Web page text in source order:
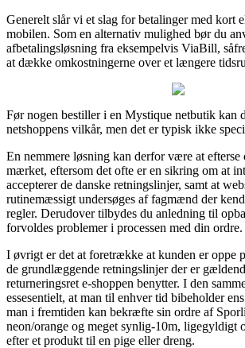
Generelt slår vi et slag for betalinger med kort
mobilen. Som en alternativ mulighed bør du
afbetalingsløsning fra eksempelvis ViaBill,
at dække omkostningerne over et længere
Før nogen bestiller i en Mystique netbutik kan
netshoppens vilkår, men det er typisk ikke
En nemmere løsning kan derfor være at efterse
mærket, eftersom det ofte er en sikring om at
accepterer de danske retningslinjer, samt at
rutinemæssigt undersøges af fagmænd der
regler. Derudover tilbydes du anledning til
forvoldes problemer i processen med din ordre.
I øvrigt er det at foretrække at kunden er oppe
de grundlæggende retningslinjer der er
returneringsret e-shoppen benytter. I den
essesentielt, at man til enhver tid bibeholder
man i fremtiden kan bekræfte sin ordre af
neon/orange og meget synlig-10m, ligegyldigt
efter et produkt til en pige eller dreng.